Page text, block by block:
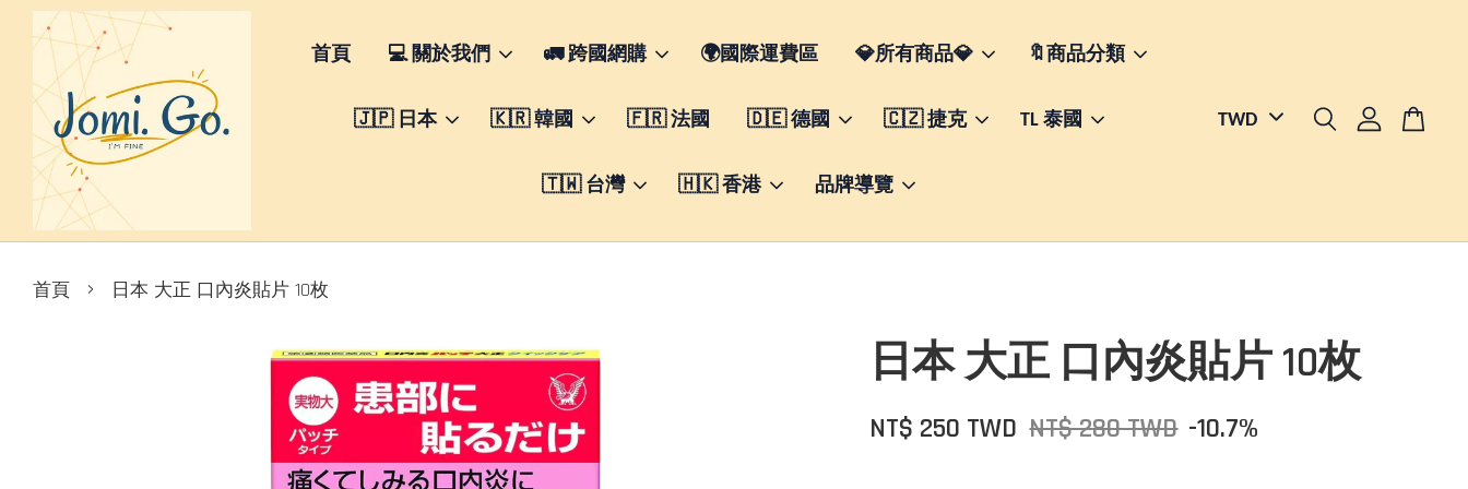
首頁 💻 關於我們 🚛 跨國網購 🌍國際運費區 💎所有商品💎 🔖商品分類
🇯🇵 日本 🇰🇷 韓國 🇫🇷 法國 🇩🇪 德國 🇨🇿 捷克 TL 泰國
🇹🇼 台灣 🇭🇰 香港 品牌導覽
首頁 › 日本 大正 口內炎貼片 10枚
日本 大正 口內炎貼片 10枚
NT$ 250 TWD NT$ 280 TWD -10.7%